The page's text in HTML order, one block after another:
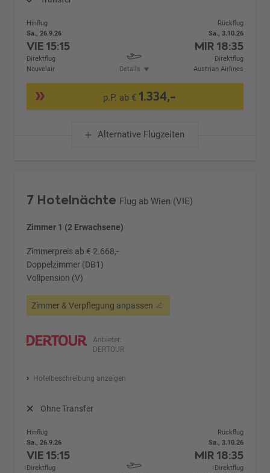
Hinflug
Sa., 26.9.26
VIE15:15
Direktflug
Nouvelair
Details
Rückflug
Sa., 3.10.26
MIR 18:35
Direktflug
Austrian Airlines
p.P. ab € 1.334,-
Alternative Flugzeiten
7 Hotelnächte Flug ab Wien (VIE)
Zimmer 1 (2 Erwachsene)
Zimmerpreis ab € 2.668,-
Doppelzimmer (DB1)
Vollpension (V)
Zimmer & Verpflegung anpassen
Anbieter:
DERTOUR
Hotelbeschreibung anzeigen
Ohne Transfer
Hinflug
Sa., 26.9.26
VIE15:15
Direktflug
Rückflug
Sa., 3.10.26
MIR 18:35
Direktflug